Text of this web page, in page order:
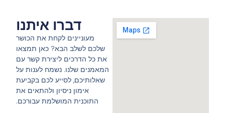
דברו איתנו
מעוניינים לקחת את הכושר
שלכם לשלב הבא? כאן תמצאו
את כל הדרכים ליצירת קשר עם
המאמנים שלנו. נשמח לענות על
שאלותיכם, לסייע לכם בקביעת
אימון ניסיון ולהתאים את
התוכנית המושלמת עבורכם.